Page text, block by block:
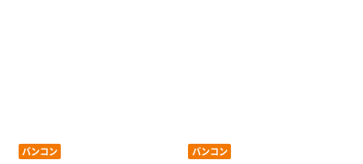
バンコン バンコン